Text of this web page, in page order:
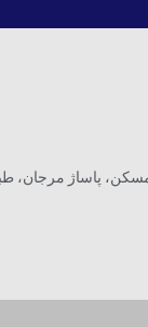
پاساژ مرجان،